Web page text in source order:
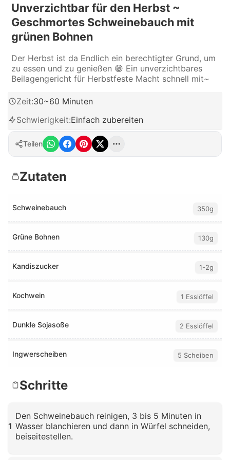
Unverzichtbar für den Herbst ~
Geschmortes Schweinebauch mit
grünen Bohnen
Der Herbst ist da Endlich ein berechtigter Grund, um
zu essen und zu genießen 😁 Ein unverzichtbares
Beilagengericht für Herbstfeste Macht schnell mit~
Zeit:30~60 Minuten
Schwierigkeit:Einfach zubereiten
Teilen
Zutaten
Schweinebauch 350g
Grüne Bohnen 130g
Kandiszucker 1-2g
Kochwein 1 Esslöffel
Dunkle Sojasoße 2 Esslöffel
Ingwerscheiben 5 Scheiben
Schritte
1
Den Schweinebauch reinigen, 3 bis 5 Minuten in
Wasser blanchieren und dann in Würfel schneiden,
beiseitestellen.